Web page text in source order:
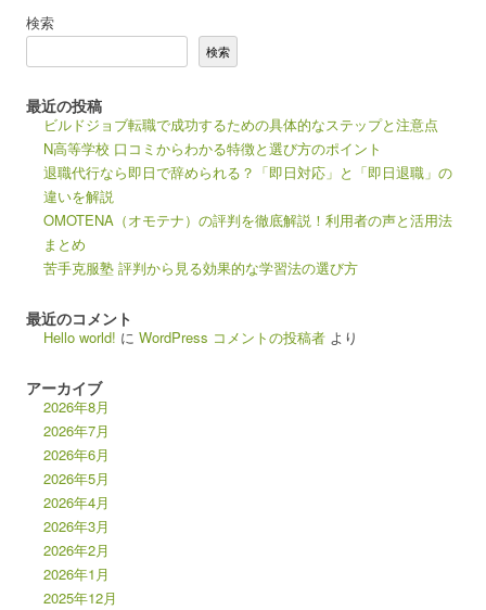
検索
検索
最近の投稿
ビルドジョブ転職で成功するための具体的なステップと注意点
N高等学校 口コミからわかる特徴と選び方のポイント
退職代行なら即日で辞められる？「即日対応」と「即日退職」の
違いを解説
OMOTENA（オモテナ）の評判を徹底解説！利用者の声と活用法
まとめ
苦手克服塾 評判から見る効果的な学習法の選び方
最近のコメント
Hello world! に WordPress コメントの投稿者 より
アーカイブ
2026年8月
2026年7月
2026年6月
2026年5月
2026年4月
2026年3月
2026年2月
2026年1月
2025年12月